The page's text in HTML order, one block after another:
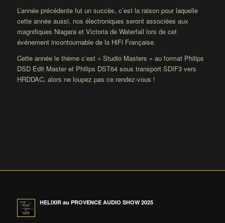
L’année précédente fut un succès, c’est la raison pour laquelle
cette année aussi, nos électroniques seront associées aux
magnifiques Niagara et Victoria de Waterfall lors de cet
événement incontournable de la HiFi Française.
Cette année le thème c’est « Studio Masters » au format Philips
DSD Edit Master et Philips DST64 sous transport SDIF3 vers
HRDDAC, alors ne loupez pas ce rendez-vous !
HELIXIR au PROVENCE AUDIO SHOW 2025